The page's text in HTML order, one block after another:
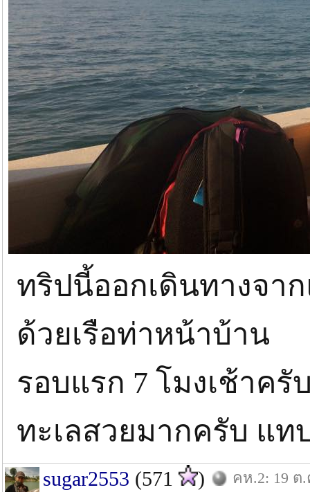
ทริปนี้ออกเดินทางจา
ด้วยเรือท่าหน้าบ้าน
รอบแรก 7 โมงเช้าครั
ทะเลสวยมากครับ แท
sugar2553 (571 ) คห.2: 19 ต.